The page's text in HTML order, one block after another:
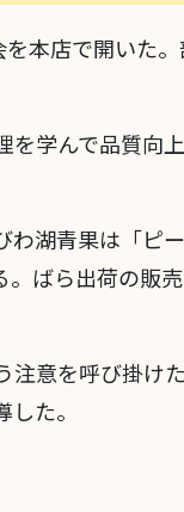
本店で開いた
を学んで品質向
わ湖青果は「ピ
ばら出荷の販
注意を呼び掛け
た。